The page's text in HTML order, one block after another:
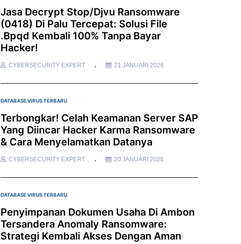
Jasa Decrypt Stop/Djvu Ransomware
(0418) Di Palu Tercepat: Solusi File
.bpqd Kembali 100% Tanpa Bayar
Hacker!
CYBERSECURITY EXPERT 21 JANUARI 2026
DATABASE VIRUS TERBARU
Terbongkar! Celah Keamanan Server SAP
Yang Diincar Hacker Karma Ransomware
& Cara Menyelamatkan Datanya
CYBERSECURITY EXPERT 20 JANUARI 2026
DATABASE VIRUS TERBARU
Penyimpanan Dokumen Usaha Di Ambon
Tersandera Anomaly Ransomware:
Strategi Kembali Akses Dengan Aman